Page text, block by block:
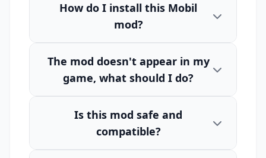
How do I install this Mobil
mod?
The mod doesn't appear in my
game, what should I do?
Is this mod safe and
compatible?